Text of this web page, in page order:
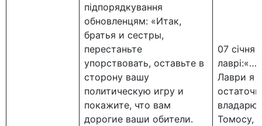
підпорядкування
обновленцям: «Итак,
братья и сестры,
перестаньте
упорствовать, оставьте в
сторону вашу
политическую игру и
покажите, что вам
дорогие ваши обители.
07 січня
Лаври я
Томосу,